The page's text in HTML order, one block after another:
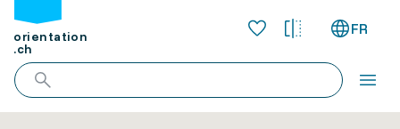
orientation
.ch
FR